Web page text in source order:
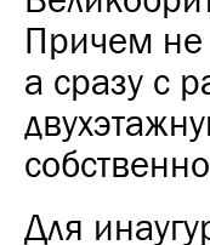
Причем не
а сразу с
Для